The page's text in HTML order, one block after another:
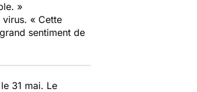
»
« Cette
sentiment de
31 mai. Le